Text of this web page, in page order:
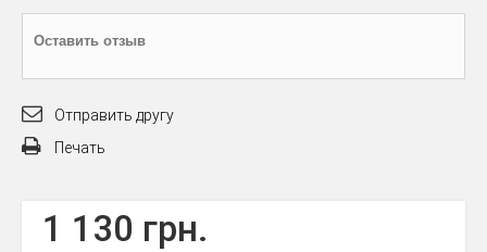
Оставить отзыв
Отправить другу
Печать
1 130 грн.